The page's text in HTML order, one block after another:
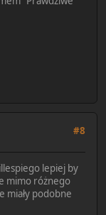
#8
lepiej by
mimo różnego
miały podobne